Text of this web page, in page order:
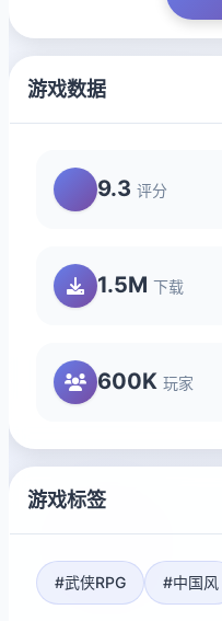
游戏数据
9.3 评分
1.5M 下载
600K 玩家
游戏标签
#武侠RPG #中国风